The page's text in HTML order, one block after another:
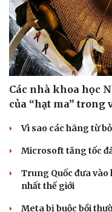
Sản phụ khoa
Nhi khoa
Nam khoa
Làm đẹp - giảm cân
Phòng mạch online
Ăn sạch sống khỏe
Các nhà khoa học
của “hạt ma” trong
Vì sao các hãng từ
Microsoft tăng tốc
Trung Quốc đưa vào
nhất thế giới
Meta bị buộc bồi